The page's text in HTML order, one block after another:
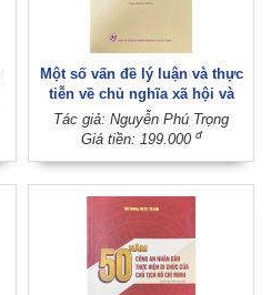
Một số vấn đề lý luận và thực
tiễn về chủ nghĩa xã hội và
con đường đi lên chủ nghĩa xã
hội ở Việt Nam (Xuất bản lần
Tác giả: Nguyễn Phú Trọng
Giá tiền: 199.000 đ